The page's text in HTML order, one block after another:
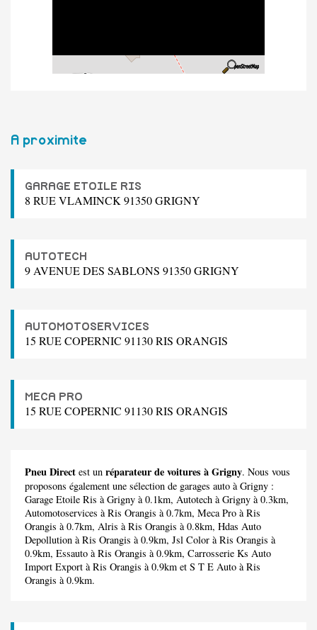
A proximite
GARAGE ETOILE RIS
8 RUE VLAMINCK 91350 GRIGNY
AUTOTECH
9 AVENUE DES SABLONS 91350 GRIGNY
AUTOMOTOSERVICES
15 RUE COPERNIC 91130 RIS ORANGIS
MECA PRO
15 RUE COPERNIC 91130 RIS ORANGIS
Pneu Direct est un réparateur de voitures à Grigny. Nous vous
proposons également une sélection de garages auto à Grigny :
Garage Etoile Ris à Grigny à 0.1km, Autotech à Grigny à 0.3km,
Automotoservices à Ris Orangis à 0.7km, Meca Pro à Ris
Orangis à 0.7km, Alris à Ris Orangis à 0.8km, Hdas Auto
Depollution à Ris Orangis à 0.9km, Jsl Color à Ris Orangis à
0.9km, Essauto à Ris Orangis à 0.9km, Carrosserie Ks Auto
Import Export à Ris Orangis à 0.9km et S T E Auto à Ris
Orangis à 0.9km.